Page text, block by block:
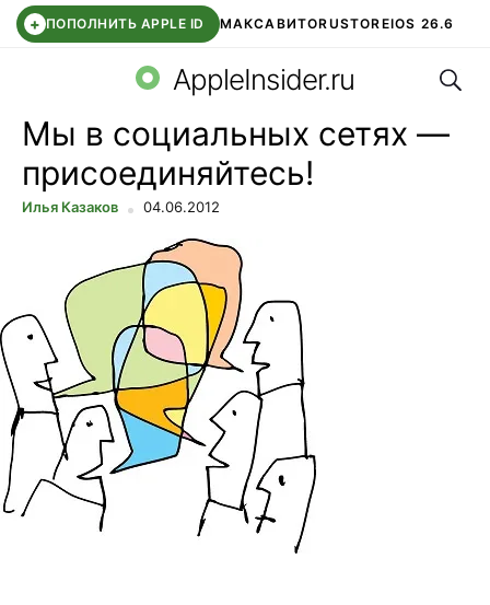
+ ПОПОЛНИТЬ APPLE ID МАКСАВИТОRUSTOREIOS 26.6
СБЕР КИДС ВТБ ОНЛАЙН ЧАТ В ROBLOX
AppleInsider.ru
Мы в социальных сетях —
присоединяйтесь!
Илья Казаков 04.06.2012